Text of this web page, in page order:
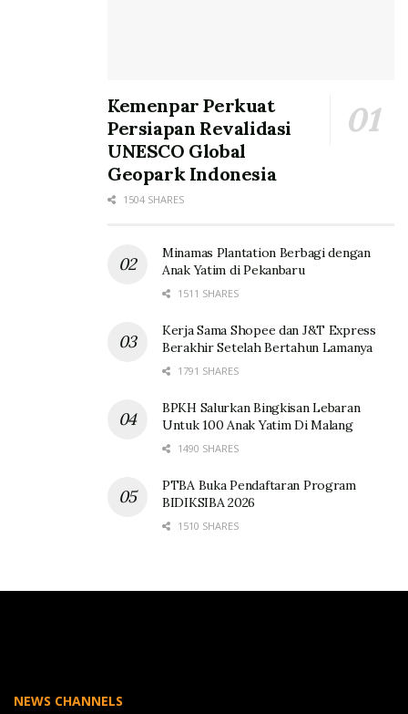
Kemenpar Perkuat
Persiapan Revalidasi
UNESCO Global
Geopark Indonesia
1504 SHARES
Minamas Plantation Berbagi dengan
Anak Yatim di Pekanbaru
1511 SHARES
Kerja Sama Shopee dan J&T Express
Berakhir Setelah Bertahun Lamanya
1791 SHARES
BPKH Salurkan Bingkisan Lebaran
Untuk 100 Anak Yatim Di Malang
1490 SHARES
PTBA Buka Pendaftaran Program
BIDIKSIBA 2026
1510 SHARES
NEWS CHANNELS